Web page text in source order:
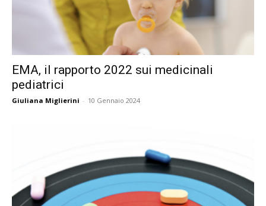
EMA, il rapporto 2022 sui medicinali
pediatrici
Giuliana Miglierini - 10 Gennaio 2024